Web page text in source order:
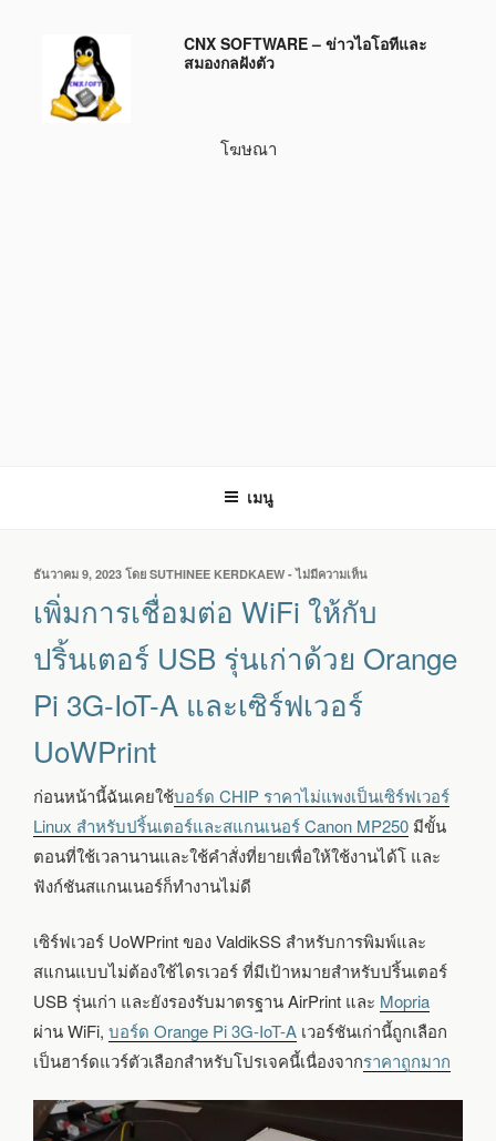
บทความ
CNX SOFTWARE – ข่าวไอโอทีและ
สมองกลฝังตัว
โฆษณา
เมนู
เขียน
ที่
ธันวาคม 9, 2023 โดย SUTHINEE KERDKAEW -ไม่มีความเห็น
ต่อ
เก่า
ด้วย
ORANGE
A
และ
เซิร์ฟเวอร์
UOWPRINT
เพิ่มการเชื่อมต่อ WiFi ให้กับ
ปริ้นเตอร์ USB รุ่นเก่าด้วย Orange
Pi 3G-IoT-A และเซิร์ฟเวอร์
UoWPrint
ก่อนหน้านี้ฉันเคยใช้บอร์ด CHIP ราคาไม่แพงเป็นเซิร์ฟเวอร์
Linux สำหรับปริ้นเตอร์และสแกนเนอร์ Canon MP250 มีขั้น
ตอนที่ใช้เวลานานและใช้คำสั่งที่ยายเพื่อให้ใช้งานได้โ และ
ฟังก์ชันสแกนเนอร์ก็ทำงานไม่ดี
เซิร์ฟเวอร์ UoWPrint ของ ValdikSS สำหรับการพิมพ์และ
สแกนแบบไม่ต้องใช้ไดรเวอร์ ที่มีเป้าหมายสำหรับปริ้นเตอร์
USB รุ่นเก่า และยังรองรับมาตรฐาน AirPrint และ Mopria
ผ่าน WiFi, บอร์ด Orange Pi 3G-IoT-A เวอร์ชันเก่านี้ถูกเลือก
เป็นฮาร์ดแวร์ตัวเลือกสำหรับโปรเจคนี้เนื่องจากราคาถูกมาก